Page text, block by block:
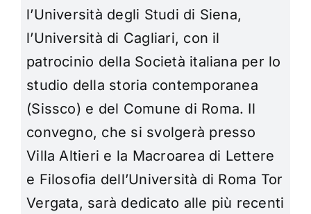
l’Università degli Studi di Siena,
l’Università di Cagliari, con il
patrocinio della Società italiana per lo
studio della storia contemporanea
(Sissco) e del Comune di Roma. Il
convegno, che si svolgerà presso
Villa Altieri e la Macroarea di Lettere
e Filosofia dell’Università di Roma Tor
Vergata, sarà dedicato alle più recenti